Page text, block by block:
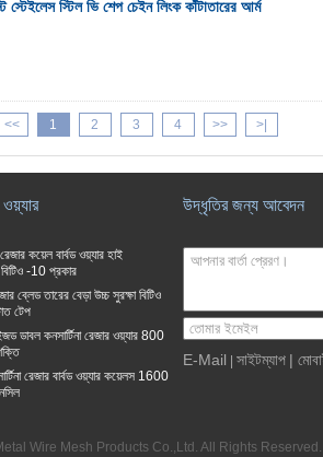
স্টেইলেস স্টিল ভি শেপ চেইন লিংক কাঁটাতারের আর্ম
<< 1 2 3 4 >> >|
ওয়্যার
কয়েল বার্বড ওয়্যার হাই
-10 প্রকার
ব্লেড তারের বেড়া উচ্চ সুরক্ষা বিটিও
টেপ
ডাবল কনসার্টিনা রেজার ওয়্যার 800
রেজার বার্বড ওয়্যার কয়েলস 1600
উদ্ধৃতির জন্য আবেদন
E-Mail | সাইটম্যাপ |
Metal Wire Mesh Products Co.,Ltd. All Rights Reserved.